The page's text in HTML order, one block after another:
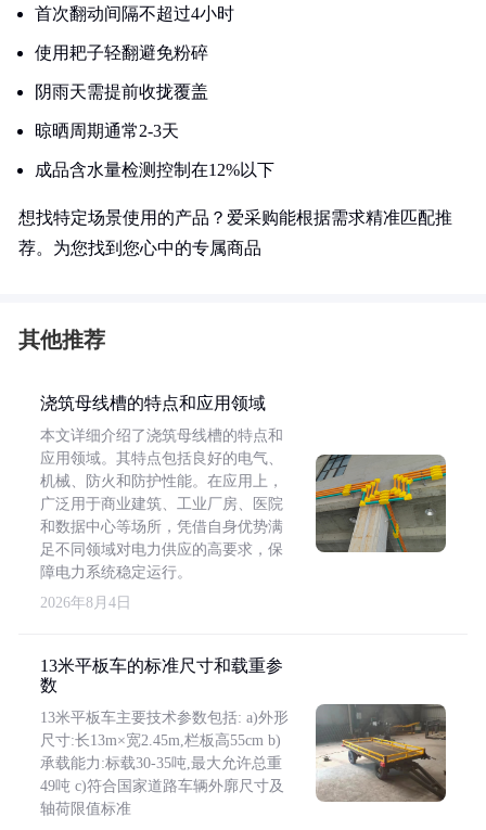
首次翻动间隔不超过4小时
使用耙子轻翻避免粉碎
阴雨天需提前收拢覆盖
晾晒周期通常2-3天
成品含水量检测控制在12%以下
想找特定场景使用的产品？爱采购能根据需求精准匹配推
荐。为您找到您心中的专属商品
其他推荐
浇筑母线槽的特点和应用领域
本文详细介绍了浇筑母线槽的特点和
应用领域。其特点包括良好的电气、
机械、防火和防护性能。在应用上，
广泛用于商业建筑、工业厂房、医院
和数据中心等场所，凭借自身优势满
足不同领域对电力供应的高要求，保
障电力系统稳定运行。
2026年8月4日
13米平板车的标准尺寸和载重参
数
13米平板车主要技术参数包括: a)外形
尺寸:长13m×宽2.45m,栏板高55cm b)
承载能力:标载30-35吨,最大允许总重
49吨 c)符合国家道路车辆外廓尺寸及
轴荷限值标准